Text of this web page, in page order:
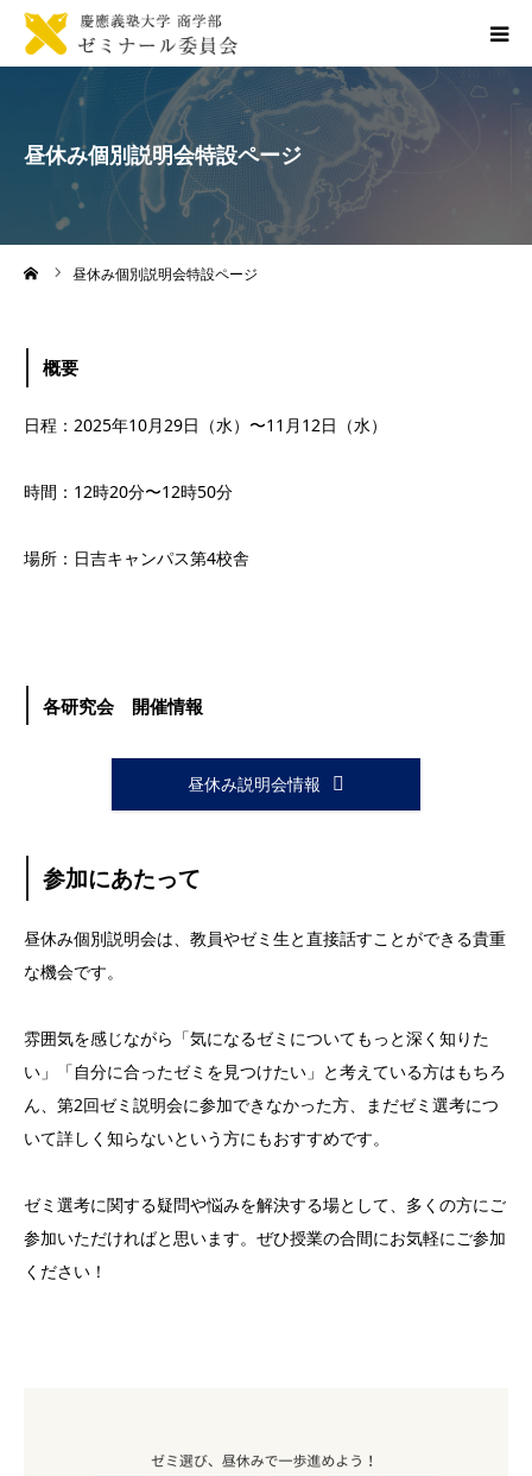
昼休み個別説明会特設ページ
昼休み個別説明会特設ページ
概要
日程：2025年10月29日（水）〜11月12日（水）
時間：12時20分〜12時50分
場所：日吉キャンパス第4校舎
各研究会 開催情報
昼休み説明会情報
参加にあたって
昼休み個別説明会は、教員やゼミ生と直接話すことができる貴重
な機会です。
雰囲気を感じながら「気になるゼミについてもっと深く知りた
い」「自分に合ったゼミを見つけたい」と考えている方はもちろ
ん、第2回ゼミ説明会に参加できなかった方、まだゼミ選考につ
いて詳しく知らないという方にもおすすめです。
ゼミ選考に関する疑問や悩みを解決する場として、多くの方にご
参加いただければと思います。ぜひ授業の合間にお気軽にご参加
ください！
トップページ
お知らせ一覧
商ゼミ委員会について
資料アーカイブ